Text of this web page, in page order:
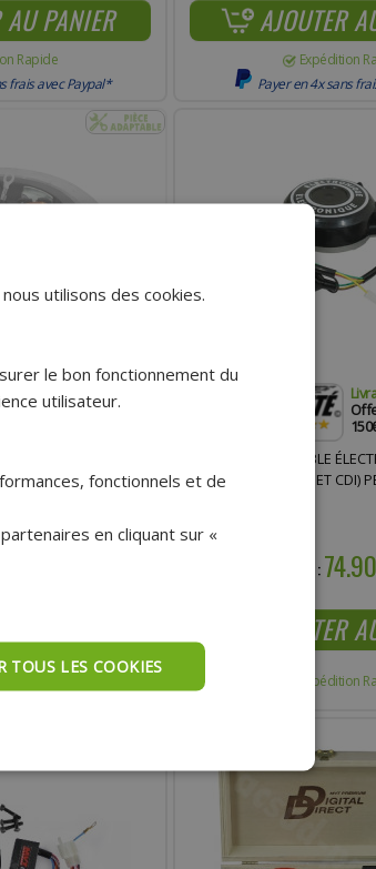
AU PANIER
Rapide
frais avec Paypal*
AJOUTER
Expédition
Payer en 4x sans
Livraison 7.95€
Offerte dès
50 CIAO
ALLUMAGE ADAPTABLE
CÔNE (AVEC BOBINE ET CDI)
Prix :
AJOUTER
Expédition
utilisons des cookies.
le bon fonctionnement du
utilisateur.
fonctionnels et de
en cliquant sur «
TOUS LES COOKIES